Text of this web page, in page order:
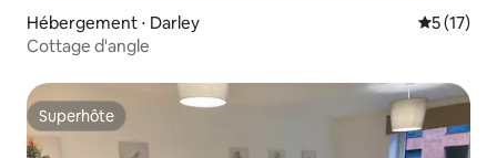
Hébergement ⋅ Darley
5 (17)
Cottage d'angle
Superhôte
Superhôte